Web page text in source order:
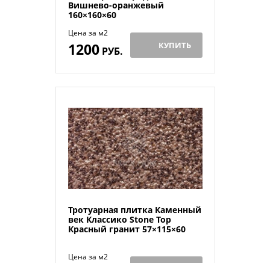
Вишнево-оранжевый
160×160×60
Цена за м2
1200РУБ. КУПИТЬ
Тротуарная плитка Каменный
век Классико Stone Top
Красный гранит 57×115×60
Цена за м2